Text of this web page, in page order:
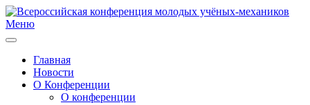
Меню
Главная
Новости
О Конференции
О конференции